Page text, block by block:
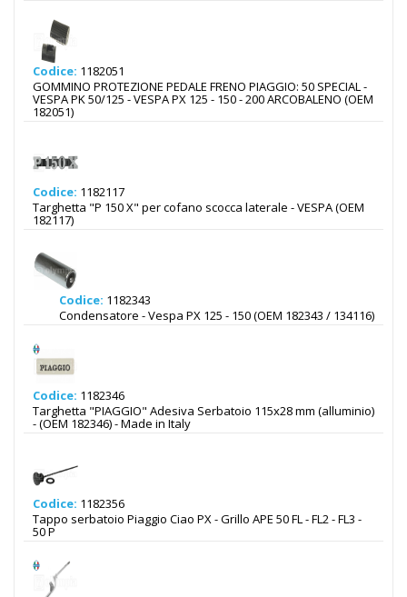
Codice: 1182051
GOMMINO PROTEZIONE PEDALE FRENO PIAGGIO: 50 SPECIAL -
VESPA PK 50/125 - VESPA PX 125 - 150 - 200 ARCOBALENO (OEM
182051)
Codice: 1182117
Targhetta "P 150 X" per cofano scocca laterale - VESPA (OEM
182117)
Codice: 1182343
Condensatore - Vespa PX 125 - 150 (OEM 182343 / 134116)
Codice: 1182346
Targhetta "PIAGGIO" Adesiva Serbatoio 115x28 mm (alluminio)
- (OEM 182346) - Made in Italy
Codice: 1182356
Tappo serbatoio Piaggio Ciao PX - Grillo APE 50 FL - FL2 - FL3 -
50 P